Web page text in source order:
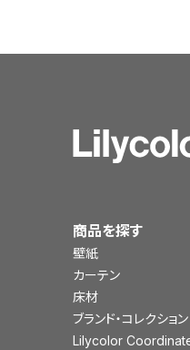
商品を探す
壁紙
カーテン
床材
ブランド・コレクション
Lilycolor Coordinate